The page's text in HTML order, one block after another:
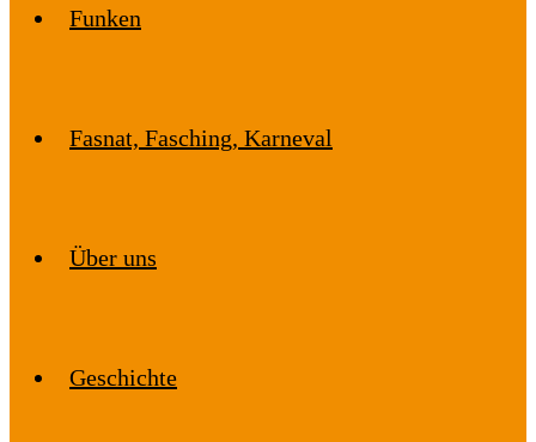
Funken
Fasnat, Fasching, Karneval
Über uns
Geschichte